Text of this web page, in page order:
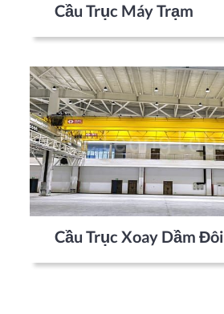
Cầu Trục Máy Trạm
Cầu Trục Xoay Dầm Đôi